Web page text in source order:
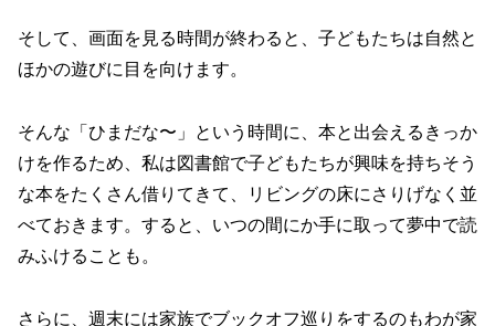
そして、画面を見る時間が終わると、子どもたちは自然と
ほかの遊びに目を向けます。
そんな「ひまだな〜」という時間に、本と出会えるきっか
けを作るため、私は図書館で子どもたちが興味を持ちそう
な本をたくさん借りてきて、リビングの床にさりげなく並
べておきます。すると、いつの間にか手に取って夢中で読
みふけることも。
さらに、週末には家族でブックオフ巡りをするのもわが家